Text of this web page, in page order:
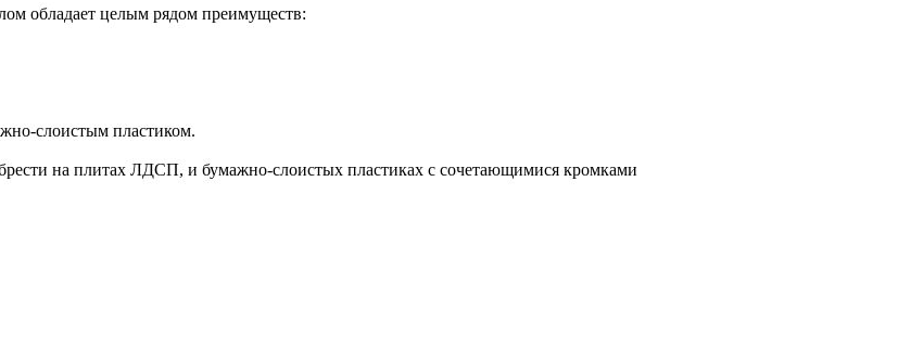
обладает целым рядом преимуществ:
слоистым пластиком.
на плитах ЛДСП, и бумажно-слоистых пластиках с сочетающимися кромками